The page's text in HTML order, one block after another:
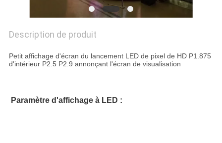
Description de produit
Petit affichage d'écran du lancement LED de pixel de HD P1.875
d'intérieur P2.5 P2.9 annonçant l'écran de visualisation
Paramètre d'affichage à LED :